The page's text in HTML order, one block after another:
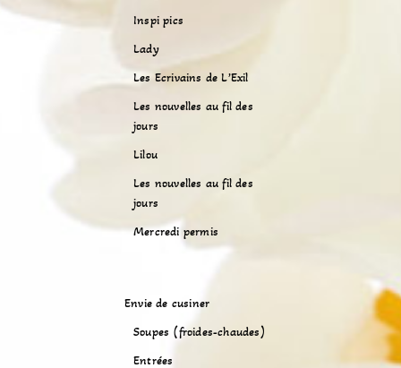
Inspi pics
Lady
Les Ecrivains de L’Exil
Les nouvelles au fil des
jours
Lilou
Les nouvelles au fil des
jours
Mercredi permis
Envie de cusiner
Soupes (froides-chaudes)
Entrées